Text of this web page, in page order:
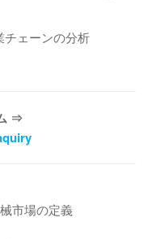
チェーンの分析
⇒
市場の定義